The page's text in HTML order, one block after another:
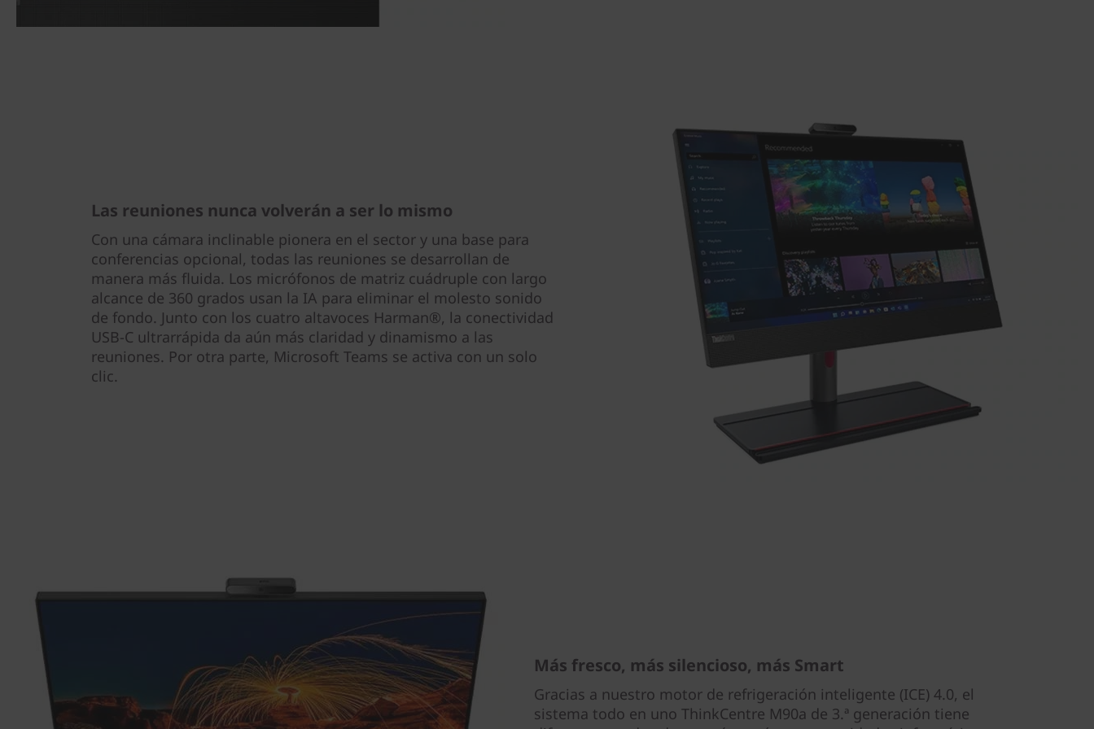
Las reuniones nunca volverán a ser lo mismo
Con una cámara inclinable pionera en el sector y una base para
conferencias opcional, todas las reuniones se desarrollan de
manera más fluida. Los micrófonos de matriz cuádruple con largo
alcance de 360 grados usan la IA para eliminar el molesto sonido
de fondo. Junto con los cuatro altavoces Harman®, la conectividad
USB-C ultrarrápida da aún más claridad y dinamismo a las
reuniones. Por otra parte, Microsoft Teams se activa con un solo
clic.
Más fresco, más silencioso, más Smart
Gracias a nuestro motor de refrigeración inteligente (ICE) 4.0, el
sistema todo en uno ThinkCentre M90a de 3.ª generación tiene